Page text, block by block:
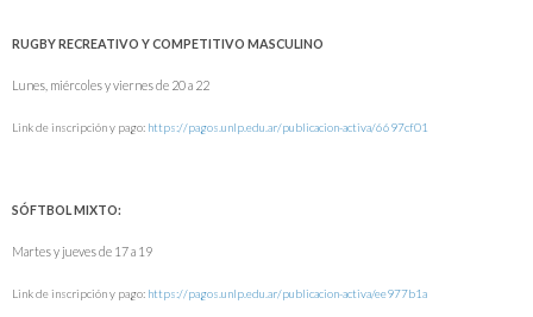
RUGBY RECREATIVO Y COMPETITIVO MASCULINO
Lunes, miércoles y viernes de 20 a 22
Link de inscripción y pago: https://pagos.unlp.edu.ar/publicacion-activa/6697cf01
SÓFTBOL MIXTO:
Martes y jueves de 17 a 19
Link de inscripción y pago: https://pagos.unlp.edu.ar/publicacion-activa/ee977b1a